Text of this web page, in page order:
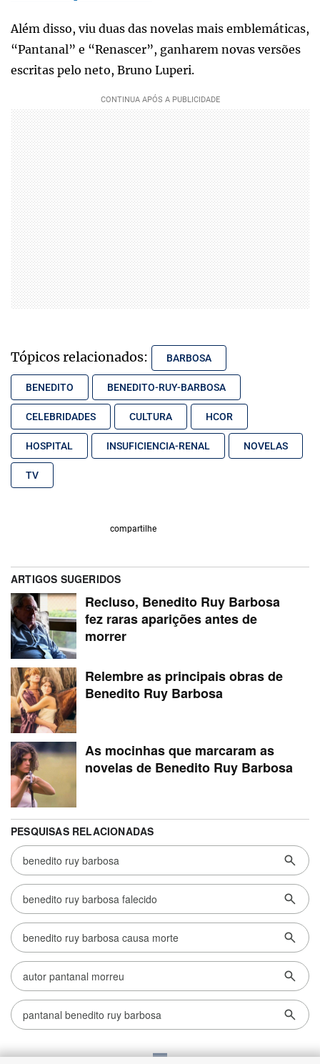
Além disso, viu duas das novelas mais emblemáticas,
“Pantanal” e “Renascer”, ganharem novas versões
escritas pelo neto, Bruno Luperi.
Tópicos relacionados: BARBOSA
BENEDITO BENEDITO-RUY-BARBOSA
CELEBRIDADES CULTURA HCOR
HOSPITAL INSUFICIENCIA-RENAL NOVELAS
TV
compartilhe